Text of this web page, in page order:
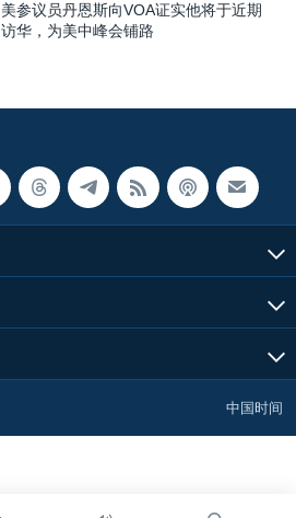
美参议员丹恩斯向VOA证实他将于近期
访华，为美中峰会铺路
中国时间